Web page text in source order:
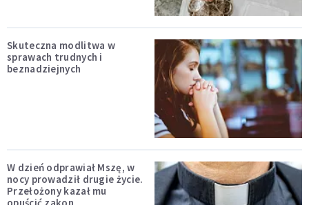
Skuteczna modlitwa w
sprawach trudnych i
beznadziejnych
W dzień odprawiał Mszę, w
nocy prowadził drugie życie.
Przełożony kazał mu
opuścić zakon